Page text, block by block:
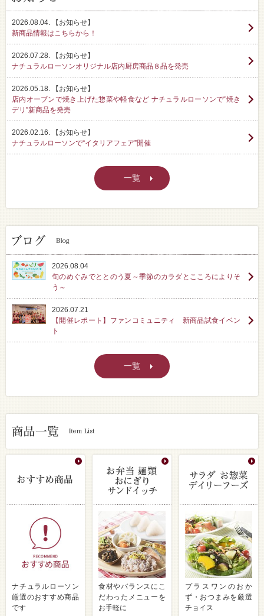
2026.08.04.
【お知らせ】
新商品情報はこちらから！
2026.07.28.
【お知らせ】
ナチュラルローソンオリジナル店内厨房商品８品を発売
2026.05.18.
【お知らせ】
店内オーブンで焼き上げた惣菜や軽食など ナチュラルローソンで“焼き
デリ”新商品を発売
2026.02.16.
【お知らせ】
ナチュラルローソンで“イタリアフェア”開催
一覧
2026.08.04
旬のめぐみでととのう夏～季節のカラダとこころによりそ
う～
2026.07.21
【開催レポート】ファンコミュニティ 新商品試食イベン
ト
一覧
ナチュラルローソン
厳選のおすすめ商品
です
食材やバランスにこ
だわったメニューを
お手軽に
プラスワンのおか
ず・おつまみを厳選
チョイス